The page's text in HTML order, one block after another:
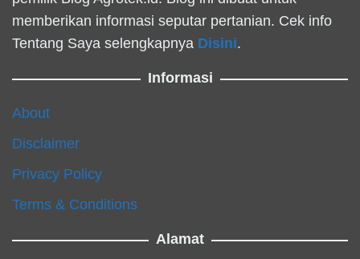
memberikan informasi seputar pertanian. Cek info
Tentang Saya selengkapnya Disini.
Informasi
About
Disclaimer
Privacy Policy
Terms & Conditions
Alamat